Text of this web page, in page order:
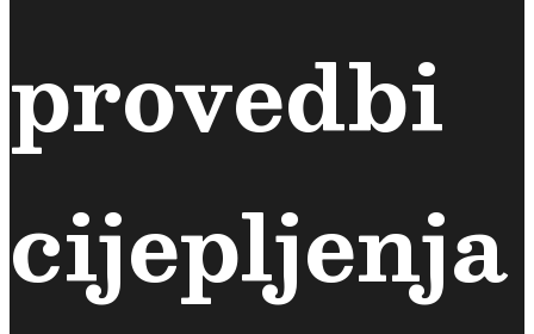
provedbi
cijepljenja